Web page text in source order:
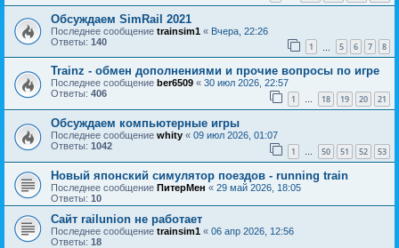
Обсуждаем SimRail 2021
Последнее сообщение trainsim1 « Вчера, 22:26
Ответы: 140 1 5 6 7 8
Trainz - обмен дополнениями и прочие вопросы по игре
Последнее сообщение ber6509 « 30 июл 2026, 22:57
Ответы: 406 1 … 18 19 20 21
Обсуждаем компьютерные игры
Последнее сообщение whity « 09 июл 2026, 01:07
Ответы: 1042 1 … 50 51 52 53
Новый японский симулятор поездов - running train
Последнее сообщение ПитерМен « 29 май 2026, 18:05
Ответы: 10
Сайт railunion не работает
Последнее сообщение trainsim1 « 06 апр 2026, 12:56
Ответы: 18